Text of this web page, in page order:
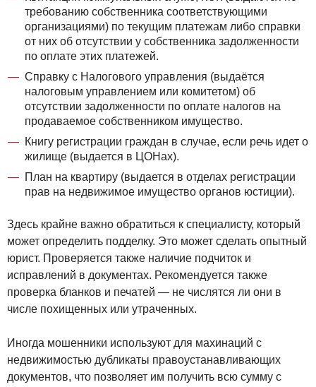
требованию собственника соответствующими
организациями) по текущим платежам либо справки
от них об отсутствии у собственника задолженности
по оплате этих платежей.
Справку с Налогового управления (выдаётся
налоговым управлением или комитетом) об
отсутствии задолженности по оплате налогов на
продаваемое собственником имущество.
Книгу регистрации граждан в случае, если речь идет о
жилище (выдается в ЦОНах).
План на квартиру (выдается в отделах регистрации
прав на недвижимое имущество органов юстиции).
Здесь крайне важно обратиться к специалисту, который
может определить подделку. Это может сделать опытный
юрист. Проверяется также наличие подчиток и
исправлений в документах. Рекомендуется также
проверка бланков и печатей — не числятся ли они в
числе похищенных или утраченных.
Иногда мошенники используют для махинаций с
недвижимостью дубликаты правоустанавливающих
документов, что позволяет им получить всю сумму с